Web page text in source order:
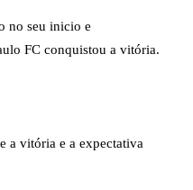
no seu inicio e
FC conquistou a vitória.
a vitória e a expectativa